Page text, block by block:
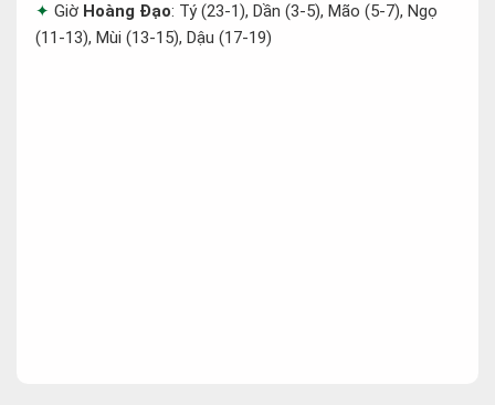
Giờ Hoàng Đạo: Tý (23-1), Dần (3-5), Mão (5-7), Ngọ
(11-13), Mùi (13-15), Dậu (17-19)